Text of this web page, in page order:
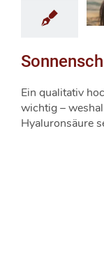
Ein qualitativ
wichtig –
Hyaluronsäure